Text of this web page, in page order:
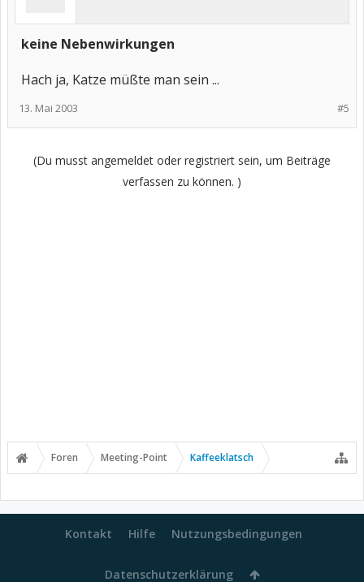
keine Nebenwirkungen
Hach ja, Katze müßte man sein ...
#5
13. Mai 2003
(Du musst angemeldet oder registriert sein, um Beiträge
verfassen zu können. )
Foren Meeting-Point Kaffeeklatsch
Kontakt Hilfe Nutzungsbedingungen
Datenschutzerklärung